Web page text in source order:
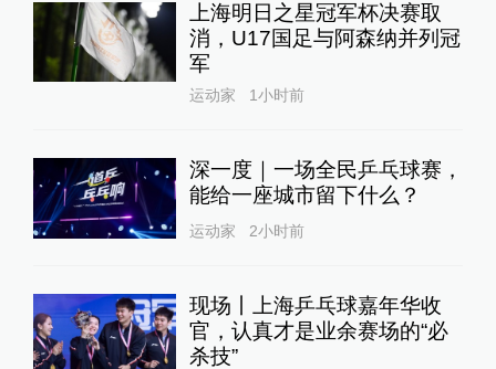
上海明日之星冠军杯决赛取
消，U17国足与阿森纳并列冠
军
运动家 1小时前
深一度｜一场全民乒乓球赛，
能给一座城市留下什么？
运动家 2小时前
现场丨上海乒乓球嘉年华收
官，认真才是业余赛场的“必
杀技”